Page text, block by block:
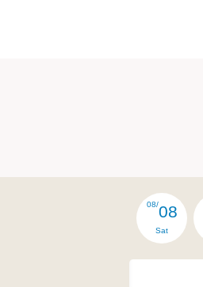
08/08
Sat